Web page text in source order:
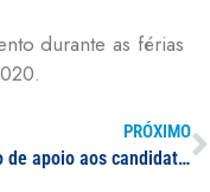
durante as férias
PRÓXIMO
Plantão de apoio aos candidatos do Sisu, oferecido pela UNIFAL-MG, é tema de reportagem